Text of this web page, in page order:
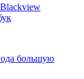
большую